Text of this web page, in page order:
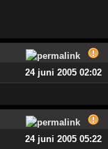
24 juni 2005 02:02
24 juni 2005 05:22